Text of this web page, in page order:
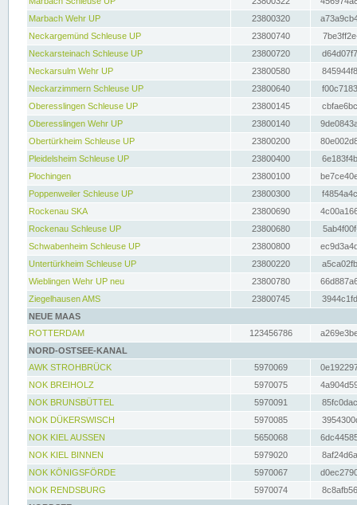
Marbach Wehr UP
23800320
Neckargemünd Schleuse UP
23800740
Neckarsteinach Schleuse UP
23800720
Neckarsulm Wehr UP
23800580
Neckarzimmern Schleuse UP
23800640
Oberesslingen Schleuse UP
23800145
Oberesslingen Wehr UP
23800140
Obertürkheim Schleuse UP
23800200
Pleidelsheim Schleuse UP
23800400
Plochingen
23800100
Poppenweiler Schleuse UP
23800300
Rockenau SKA
23800690
Rockenau Schleuse UP
23800680
Schwabenheim Schleuse UP
23800800
Untertürkheim Schleuse UP
23800220
Wieblingen Wehr UP neu
23800780
Ziegelhausen AMS
23800745
NEUE MAAS
ROTTERDAM
123456786
NORD-OSTSEE-KANAL
AWK STROHBRÜCK
5970069
NOK BREIHOLZ
5970075
NOK BRUNSBÜTTEL
5970091
NOK DÜKERSWISCH
5970085
NOK KIEL AUSSEN
5650068
NOK KIEL BINNEN
5979020
NOK KÖNIGSFÖRDE
5970067
NOK RENDSBURG
5970074